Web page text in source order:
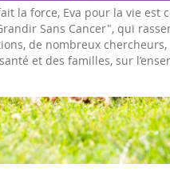
la force, Eva pour la vie est
Sans Cancer", qui
de nombreux chercheurs,
et des familles, sur